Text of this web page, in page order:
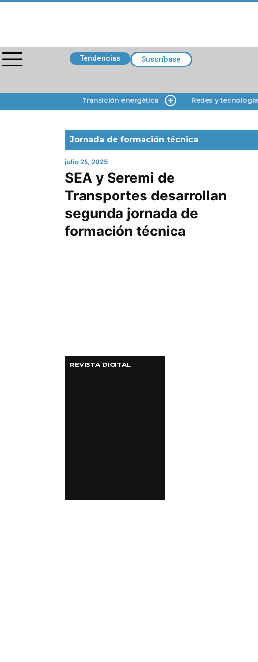
Tendencias Suscríbase
Transición energética Redes y tecnología
Jornada de formación técnica
julio 25, 2025
SEA y Seremi de
Transportes desarrollan
segunda jornada de
formación técnica
REVISTA DIGITAL